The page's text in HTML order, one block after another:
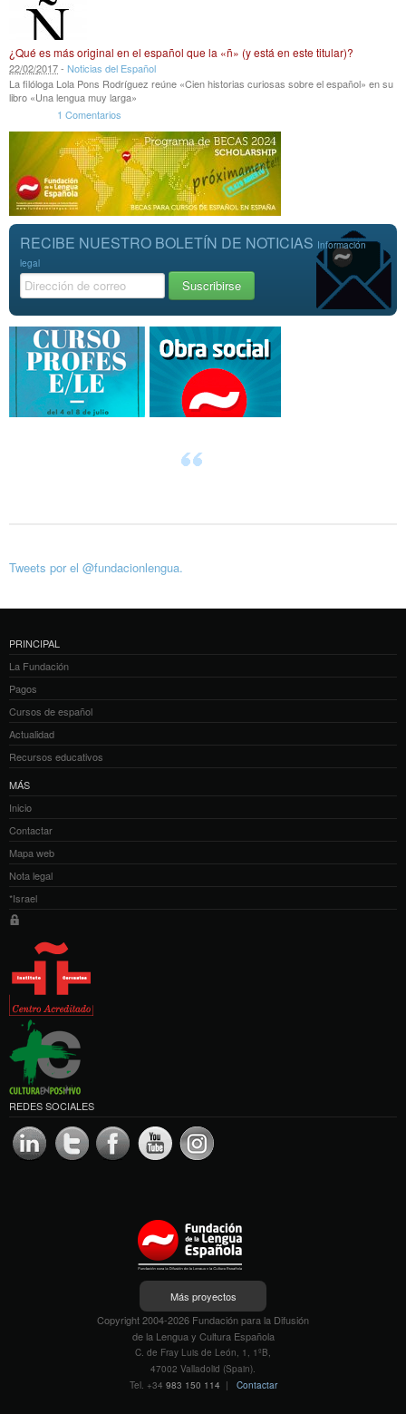
¿Qué es más original en el español que la «ñ» (y está en este titular)?
22/02/2017- Noticias del Español
La filóloga Lola Pons Rodríguez reúne «Cien historias curiosas sobre el español» en su
libro «Una lengua muy larga»
1 Comentarios
RECIBE NUESTRO BOLETÍN DE NOTICIAS Información
legal
Tweets por el @fundacionlengua.
PRINCIPAL
La Fundación
Pagos
Cursos de español
Actualidad
Recursos educativos
MÁS
Inicio
Contactar
Mapa web
Nota legal
*Israel
REDES SOCIALES
Más proyectos
Copyright 2004-2026 Fundación para la Difusión
de la Lengua y Cultura Española
C. de Fray Luis de León, 1, 1ºB,
47002 Valladolid (Spain).
Tel. +34 983 150 114 | Contactar